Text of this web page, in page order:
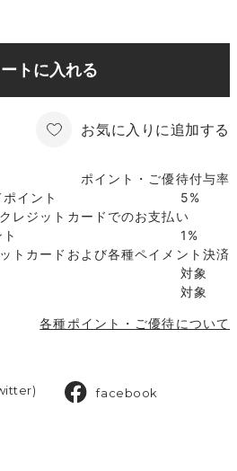
トに入れる
お気に入りに追加する
ポイント・ご優待付与率
イント
5%
レジットカードでのお支払い
1%
トカードおよび各種ペイメント決済
対象
対象
各種ポイント・ご優待について
facebook